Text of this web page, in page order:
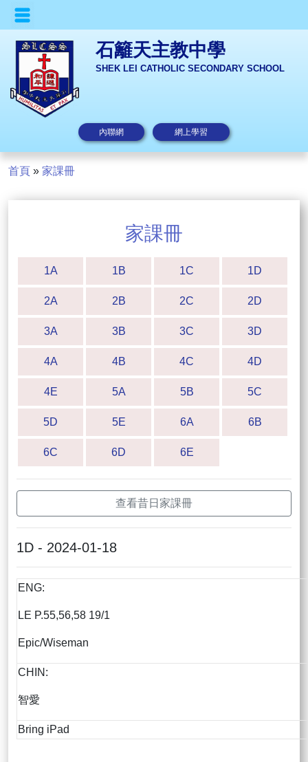
石籬天主教中學
SHEK LEI CATHOLIC SECONDARY SCHOOL
內聯網 網上學習
首頁 » 家課冊
家課冊
1A 1B 1C 1D
2A 2B 2C 2D
3A 3B 3C 3D
4A 4B 4C 4D
4E 5A 5B 5C
5D 5E 6A 6B
6C 6D 6E
查看昔日家課冊
1D - 2024-01-18
ENG:
LE P.55,56,58 19/1
Epic/Wiseman
CHIN:
智愛
Bring iPad